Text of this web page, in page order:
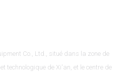
Co., Ltd., situé dans la zone de
technologique de Xi'an, et le centre de